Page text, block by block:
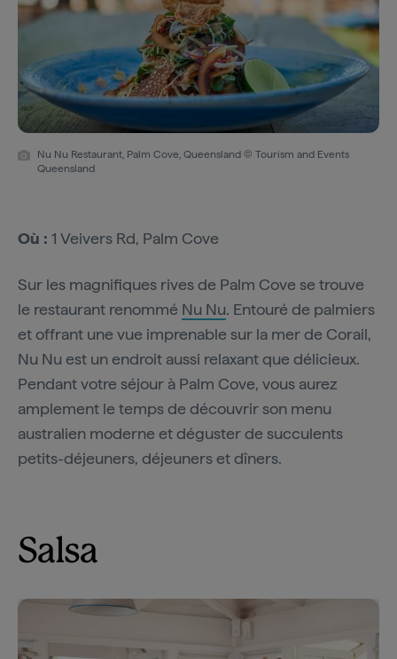
Nu Nu Restaurant, Palm Cove, Queensland © Tourism and Events
Queensland
Où : 1 Veivers Rd, Palm Cove
Sur les magnifiques rives de Palm Cove se trouve
le restaurant renommé Nu Nu. Entouré de palmiers
et offrant une vue imprenable sur la mer de Corail,
Nu Nu est un endroit aussi relaxant que délicieux.
Pendant votre séjour à Palm Cove, vous aurez
amplement le temps de découvrir son menu
australien moderne et déguster de succulents
petits-déjeuners, déjeuners et dîners.
Salsa